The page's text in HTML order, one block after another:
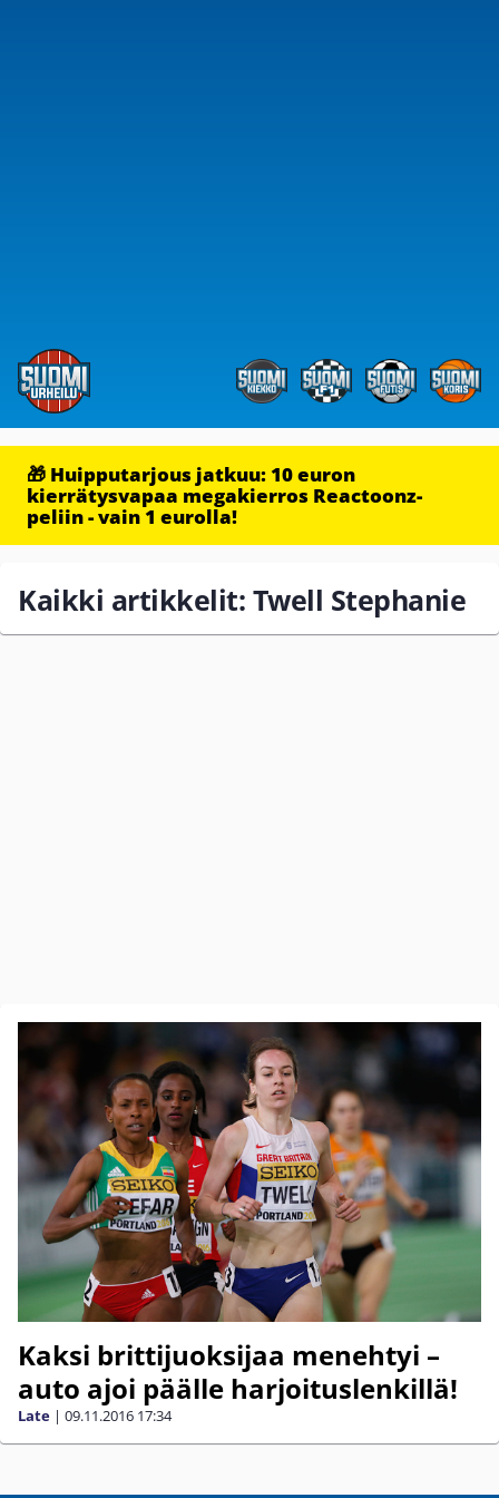
🎁 Huipputarjous jatkuu: 10 euron
kierrätysvapaa megakierros Reactoonz-
peliin - vain 1 eurolla!
Kaikki artikkelit: Twell Stephanie
Kaksi brittijuoksijaa menehtyi –
auto ajoi päälle harjoituslenkillä!
Late | 09.11.2016 17:34